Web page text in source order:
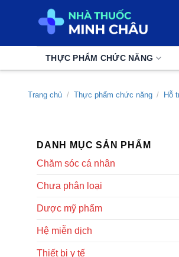
THỰC PHẨM CHỨC NĂNG
Trang chủ / Thực phẩm chức năng / Hỗ
DANH MỤC SẢN PHẨM
Chăm sóc cá nhân
Chưa phân loại
Dược mỹ phẩm
Hệ miễn dịch
Thiết bị y tế